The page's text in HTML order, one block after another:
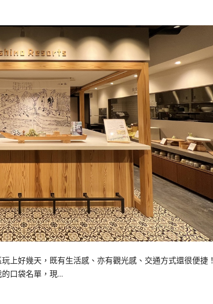
上好幾天，既有生活感、亦有觀光感、交通方式還很便捷！
口袋名單，現…